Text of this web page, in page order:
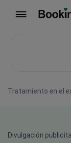
Tratamiento en el
Divulgación